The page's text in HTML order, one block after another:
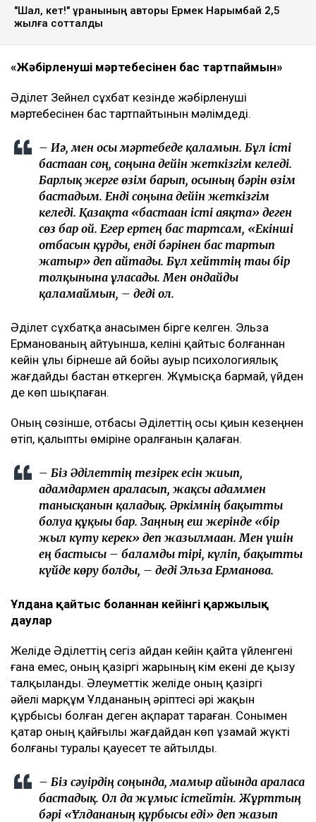
"Шал, кет!" ұранының авторы Ермек Нарымбай 2,5
жылға сотталды
«Жәбірленуші мәртебесінен бас тартпаймын»
Әділет Зейнел сұхбат кезінде жәбірленуші
мәртебесінен бас тартпайтынын мәлімдеді.
– Иә, мен осы мәртебеде қаламын. Бұл істі
бастаған соң, соңына дейін жеткізгім келеді.
Барлық жерге өзім барып, осының бәрін өзім
бастадым. Енді соңына дейін жеткізгім
келеді. Қазақта «бастаған істі аяқта» деген
сөз бар ғой. Егер ертең бас тартсам, «Екінші
отбасын құрды, енді бәрінен бас тартып
жатыр» деп айтады. Бұл хейттің тағы бір
толқынына ұласады. Мен ондайды
қаламаймын, – деді ол.
Әділет сұхбатқа анасымен бірге келген. Эльза
Ерманованың айтуынша, келіні қайтыс болғаннан
кейін ұлы бірнеше ай бойы ауыр психологиялық
жағдайды бастан өткерген. Жұмысқа бармай, үйден
де көп шықпаған.
Оның сөзінше, отбасы Әділеттің осы қиын кезеңнен
өтіп, қалыпты өміріне оралғанын қалаған.
– Біз Әділеттің тезірек есін жиып,
адамдармен араласып, жақсы адаммен
танысқанын қаладық. Әркімнің бақытты
болуға құқығы бар. Заңның еш жерінде «бір
жыл күту керек» деп жазылмаған. Мен үшін
ең бастысы – баламды тірі, күліп, бақытты
күйде көру болды, – деді Эльза Ерманова.
Ұлдана қайтыс болғаннан кейінгі қаржылық
даулар
Желіде Әділеттің сегіз айдан кейін қайта үйленгені
ғана емес, оның қазіргі жарының кім екені де қызу
талқыланды. Әлеуметтік желіде оның қазіргі
әйелі марқұм Ұлдананың әріптесі әрі жақын
құрбысы болған деген ақпарат тараған. Сонымен
қатар оның қайғылы жағдайдан көп ұзамай жүкті
болғаны туралы қауесет те айтылды.
– Біз сәуірдің соңында, мамыр айында араласа
бастадық. Ол да жұмыс істейтін. Жұрттың
бәрі «Ұлдананың құрбысы еді» деп жазып